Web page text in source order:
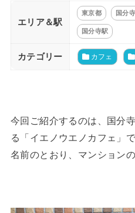
エリア＆駅
東京都 国分
国分寺駅
カテゴリー カフェ
今回ご紹介するのは、国分
る「イエノウエノカフェ」で
名前のとおり、マンション